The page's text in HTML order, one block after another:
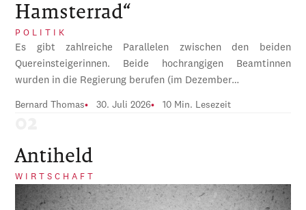
Hamsterrad“
POLITIK
Es gibt zahlreiche Parallelen zwischen den beiden
Quereinsteigerinnen. Beide hochrangigen Beamtinnen
wurden in die Regierung berufen (im Dezember…
Bernard Thomas 30. Juli 2026 10 Min. Lesezeit
Antiheld
WIRTSCHAFT